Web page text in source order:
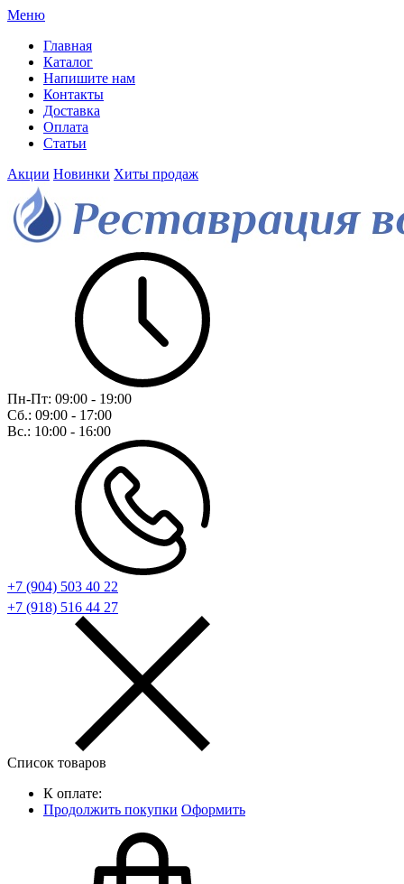
Меню
Главная
Каталог
Напишите нам
Контакты
Доставка
Оплата
Статьи
Акции Новинки Хиты продаж
Пн-Пт: 09:00 - 19:00
Сб.: 09:00 - 17:00
Вс.: 10:00 - 16:00
+7 (904) 503 40 22
+7 (918) 516 44 27
Список товаров
К оплате:
Продолжить покупки Оформить